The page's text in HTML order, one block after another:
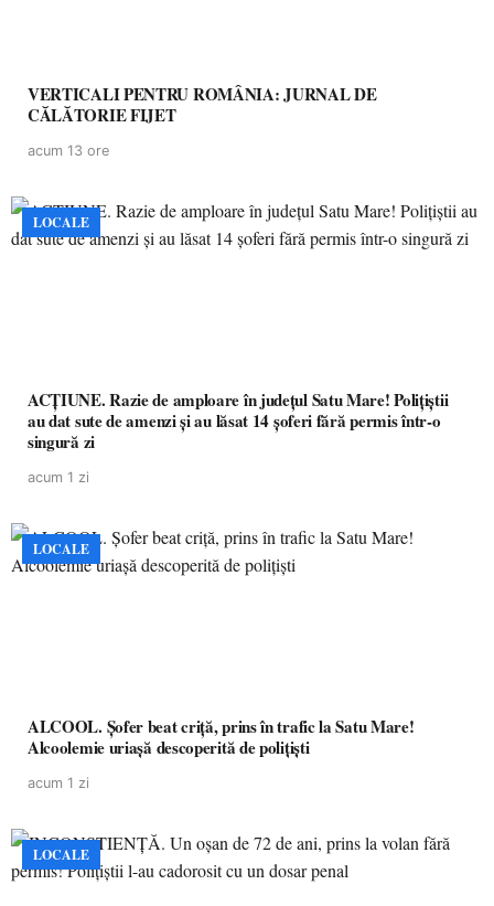
VERTICALI PENTRU ROMÂNIA: JURNAL DE
CĂLĂTORIE FIJET
acum 13 ore
LOCALE
ACȚIUNE. Razie de amploare în județul Satu Mare! Polițiștii
au dat sute de amenzi și au lăsat 14 șoferi fără permis într-o
singură zi
acum 1 zi
LOCALE
ALCOOL. Șofer beat criță, prins în trafic la Satu Mare!
Alcoolemie uriașă descoperită de polițiști
acum 1 zi
LOCALE